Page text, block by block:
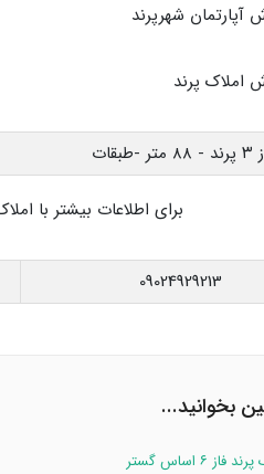
آپارتمان شهرپرند
املاک پرند
برای اطلاعات بیشتر با
09024929213
بخوانید...
فاز ۶ اساس گستر